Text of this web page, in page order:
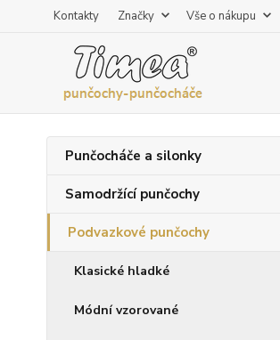
Kontakty Značky Vše o nákupu
Punčocháče a silonky
Samodržící punčochy
Podvazkové punčochy
Klasické hladké
Módní vzorované